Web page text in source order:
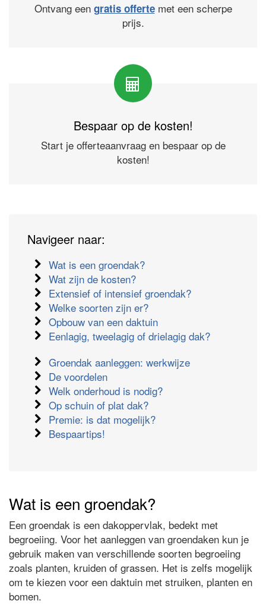
Ontvang een gratis offertemet een scherpe
prijs.
Bespaar op de kosten!
Start je offerteaanvraag en bespaar op de
kosten!
Navigeer naar:
Wat is een groendak?
Wat zijn de kosten?
Extensief of intensief groendak?
Welke soorten zijn er?
Opbouw van een daktuin
Eenlagig, tweelagig of drielagig dak?
Groendak aanleggen: werkwijze
De voordelen
Welk onderhoud is nodig?
Op schuin of plat dak?
Premie: is dat mogelijk?
Bespaartips!
Wat is een groendak?
Een groendak is een dakoppervlak, bedekt met
begroeiing. Voor het aanleggen van groendaken kun je
gebruik maken van verschillende soorten begroeiing
zoals planten, kruiden of grassen. Het is zelfs mogelijk
om te kiezen voor een daktuin met struiken, planten en
bomen.